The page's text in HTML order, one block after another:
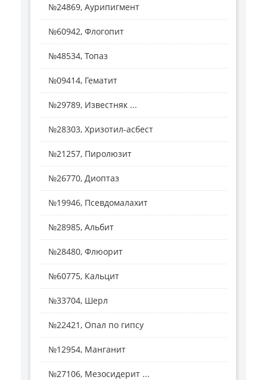
№24869, Аурипигмент
№60942, Флогопит
№48534, Топаз
№09414, Гематит
№29789, Известняк ...
№28303, Хризотил-асбест
№21257, Пиролюзит
№26770, Диоптаз
№19946, Псевдомалахит
№28985, Альбит
№28480, Флюорит
№60775, Кальцит
№33704, Шерл
№22421, Опал по гипсу
№12954, Манганит
№27106, Мезосидерит ...